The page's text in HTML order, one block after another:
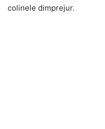
colinele dimprejur.